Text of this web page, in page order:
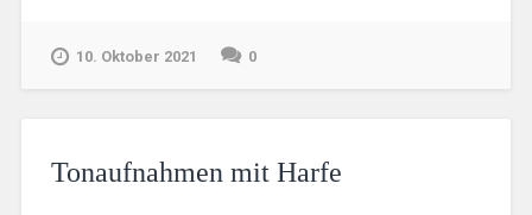
10. Oktober 2021 0
Tonaufnahmen mit Harfe